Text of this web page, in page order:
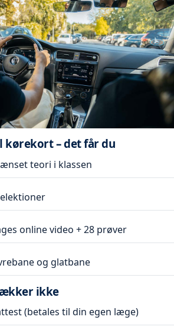
kørekort – det får du
teori i klassen
online video + 28 prøver
og glatbane
ikke
(betales til din egen læge)